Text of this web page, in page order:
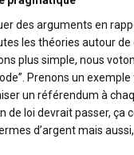
des arguments en
les théories autour de
plus simple, nous
Prenons un
un référendum à
de loi devrait passer, ça
d’argent mais